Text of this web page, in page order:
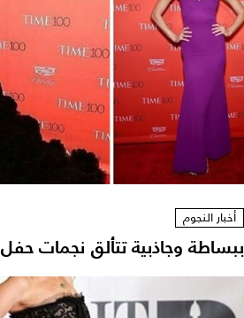
أخبار النجوم
ببساطة وجاذبية تتألق نجمات حفل Time 100 Gala